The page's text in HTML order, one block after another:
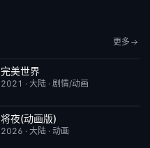
更多
更新至第281集
完美世界
2021 · 大陆 · 剧情/动画
更新至第17集
将夜(动画版)
2026 · 大陆 · 动画